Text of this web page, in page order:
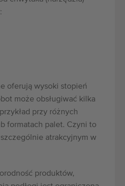
oferują wysoki stopień
może obsługiwać kilka
przy różnych
formatach palet. Czyni to
atrakcyjnym w
produktów,